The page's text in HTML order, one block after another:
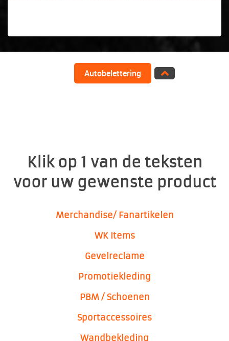
Autobelettering
Klik op 1 van de teksten
voor uw gewenste product
Merchandise/ Fanartikelen
WK Items
Gevelreclame
Promotiekleding
PBM / Schoenen
Sportaccessoires
Wandbekleding